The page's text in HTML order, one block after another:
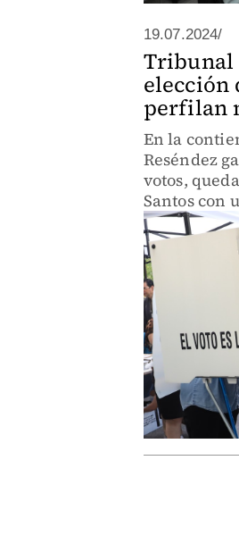
19.07.2024/
Tribunal
elección
perfilan
En la
Reséndez
votos,
Santos con